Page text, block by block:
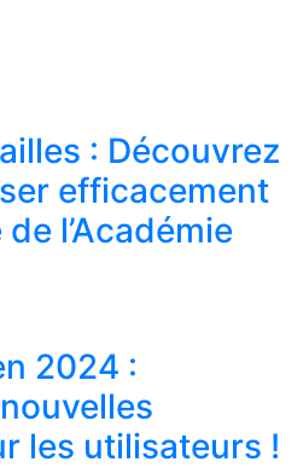
: Découvrez
efficacement
l’Académie
2024 :
les utilisateurs !